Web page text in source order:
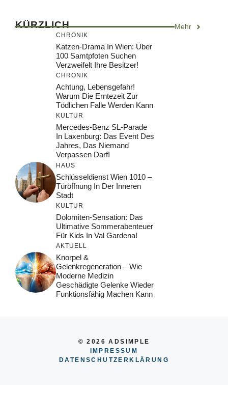
KÜRZLICH Mehr
CHRONIK
Katzen-Drama In Wien: Über
100 Samtpfoten Suchen
Verzweifelt Ihre Besitzer!
CHRONIK
Achtung, Lebensgefahr!
Warum Die Erntezeit Zur
Tödlichen Falle Werden Kann
KULTUR
Mercedes-Benz SL-Parade
In Laxenburg: Das Event Des
Jahres, Das Niemand
Verpassen Darf!
HAUS
Schlüsseldienst Wien 1010 –
Türöffnung In Der Inneren
Stadt
KULTUR
Dolomiten-Sensation: Das
Ultimative Sommerabenteuer
Für Kids In Val Gardena!
AKTUELL
Knorpel &
Gelenkregeneration – Wie
Moderne Medizin
Geschädigte Gelenke Wieder
Funktionsfähig Machen Kann
© 2026 ADSIMPLE
IMPRESSUM
DATENSCHUTZERKLÄRUNG